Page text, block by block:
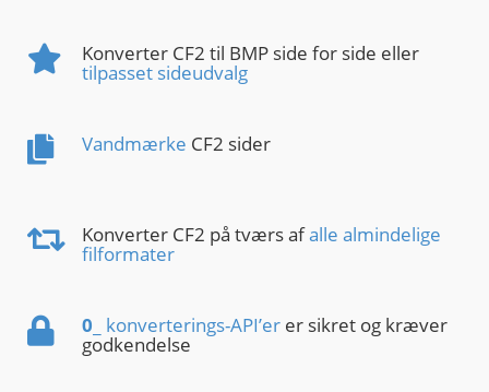
Konverter CF2 til BMP side for side eller
tilpasset sideudvalg
Vandmærke CF2 sider
Konverter CF2 på tværs afalle almindelige
filformater
0 _ konverterings-API’er er sikret og kræver
godkendelse